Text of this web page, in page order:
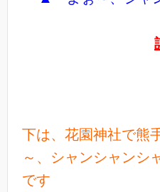
下は、花園神社で熊
～、シャンシャンシ
です